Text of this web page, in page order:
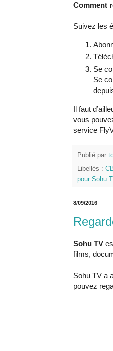
Comment
Suivez les
Se
Se
Il faut
vous
service
Publié par
Libellés :
pour Sohu
8/09/2016
Sohu TV
films,
Sohu TV a
pouvez